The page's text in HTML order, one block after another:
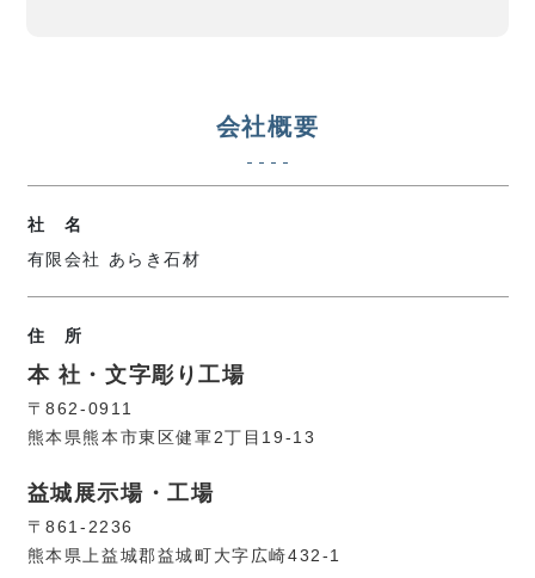
会社概要
社 名
有限会社 あらき石材
住 所
本 社・文字彫り工場
〒862-0911
熊本県熊本市東区健軍2丁目19-13
益城展示場・工場
〒861-2236
熊本県上益城郡益城町大字広崎432-1